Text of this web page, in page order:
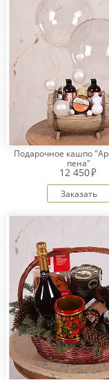
Подарочное кашпо
пена"
12 450
Заказать